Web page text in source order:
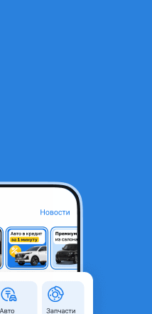
Новая
новая, без пробега